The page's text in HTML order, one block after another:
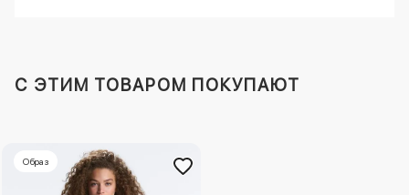
C ЭТИМ ТОВАРОМ ПОКУПАЮТ
Образ